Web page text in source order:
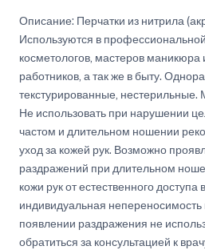
Описание: Перчатки из нитрила
Используются в
косметологов, мастеров
работников, а так же в быту.
текстурированные,
Не использовать при нарушении
частом и длительном ношении
уход за кожей рук. Возможно
раздражений при длительном
кожи рук от естественного
индивидуальная
появлении раздражения не
обратиться за консультацией к